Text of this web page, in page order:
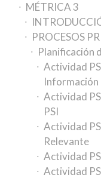
MÉTRICA 3
PROCESOS
Planificación
Actividad
Información
Actividad
PSI
Actividad
Relevante
Actividad
Actividad